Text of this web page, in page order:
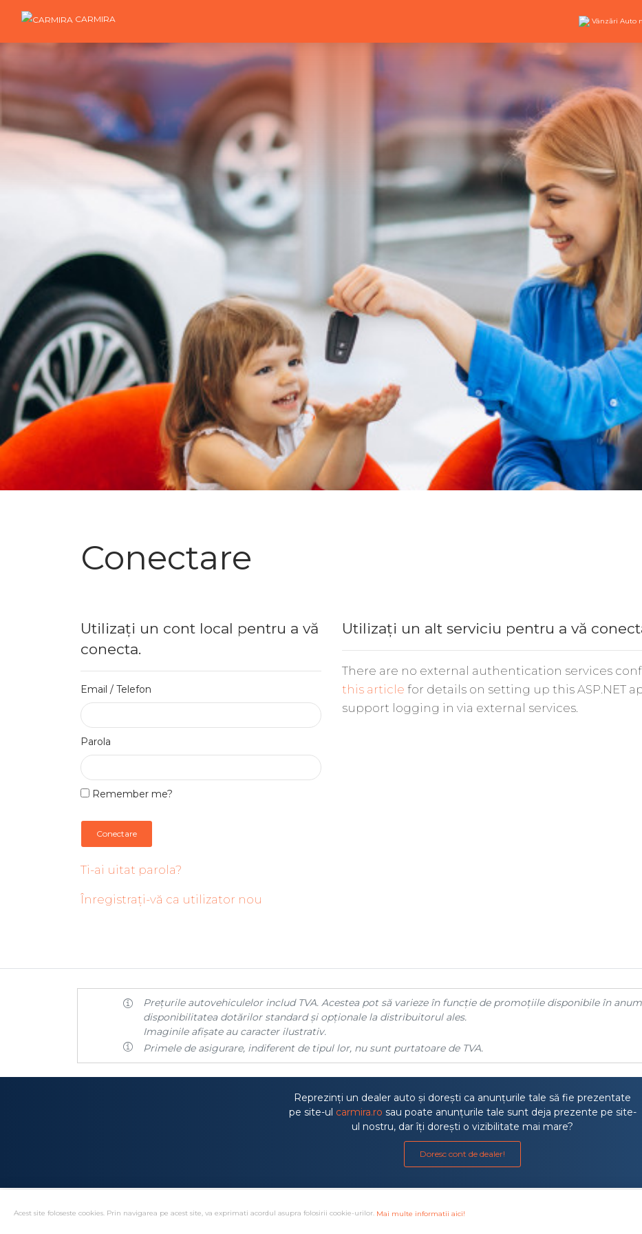
CARMIRA Vânzări Auto
Acest site foloseste cookies. Prin navigarea pe acest site, va exprimati acordul asupra folosirii cookie-urilor. Mai multe informatii aici!
Conectare
Utilizați un cont local pentru a vă
conecta.
Email / Telefon
Parola
Remember me?
Conectare
Ti-ai uitat parola?
Înregistrați-vă ca utilizator nou
Utilizați un alt serviciu pentru a vă
There are no external authentication services
this article for details on setting up this ASP.NET
support logging in via external services.
Prețurile autovehiculelor includ TVA. Acestea pot să varieze în funcție de promoțiile disponibile în
disponibilitatea dotărilor standard și opționale la distribuitorul ales.
Imaginile afișate au caracter ilustrativ.
Primele de asigurare, indiferent de tipul lor, nu sunt purtatoare de TVA.
Reprezinți un dealer auto și dorești ca anunțurile tale să fie prezentate
pe site-ul carmira.ro sau poate anunțurile tale sunt deja prezente pe site-
ul nostru, dar îți dorești o vizibilitate mai mare?
Doresc cont de dealer!